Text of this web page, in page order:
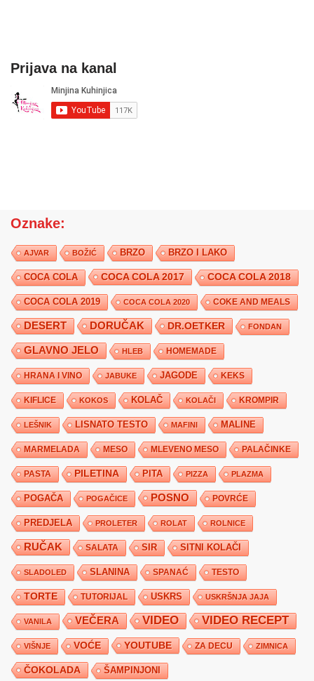
Prijava na kanal
Oznake:
AJVAR BOŽIĆ BRZO BRZO I LAKO
COCA COLA COCA COLA 2017 COCA COLA 2018
COCA COLA 2019 COCA COLA 2020 COKE AND MEALS
DESERT DORUČAK DR.OETKER FONDAN
GLAVNO JELO HLEB HOMEMADE
HRANA I VINO JABUKE JAGODE KEKS
KIFLICE KOKOS KOLAČ KOLAČI KROMPIR
LEŠNIK LISNATO TESTO MAFINI MALINE
MARMELADA MESO MLEVENO MESO PALAČINKE
PASTA PILETINA PITA PIZZA PLAZMA
POGAČA POGAČICE POSNO POVRĆE
PREDJELA PROLETER ROLAT ROLNICE
RUČAK SALATA SIR SITNI KOLAČI
SLADOLED SLANINA SPANAĆ TESTO
TORTE TUTORIJAL USKRS USKRŠNJA JAJA
VANILA VEČERA VIDEO VIDEO RECEPT
VIŠNJE VOĆE YOUTUBE ZA DECU ZIMNICA
ČOKOLADA ŠAMPINJONI